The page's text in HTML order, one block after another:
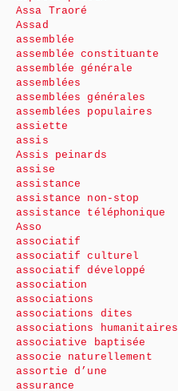
Assa Traoré
Assad
assemblée
assemblée constituante
assemblée générale
assemblées
assemblées générales
assemblées populaires
assiette
assis
Assis peinards
assise
assistance
assistance non-stop
assistance téléphonique
Asso
associatif
associatif culturel
associatif développé
association
associations
associations dites
associations humanitaires
associative baptisée
associe naturellement
assortie d’une
assurance